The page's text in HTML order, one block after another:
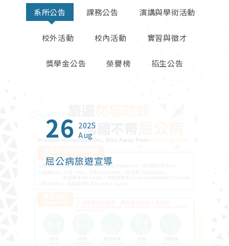
系所公告 課務公告 演講與學術活動
校外活動 校內活動 實習與徵才
獎學金公告 榮譽榜 招生公告
26 2025
Aug
屈公病旅遊宣導
23 2025
Oct
2025年北富銀與東海大學建教
01 2026
Jun
【創新創業實戰課程】熱烈報名
13 2026
Jul
2026年度台灣觀光獎學金
27 2026
Apr
鬱過天晴-打破憂鬱症迷思
06 2026
May
財政部關務署臺中關 115 年暑期
09 2026
Feb
114學年度高毓靈先生紀念獎學
16 2025
Sep
【榮譽榜】恭賀本系碩士班林珊
23 2024
Jan
東海大學管理學院2024 Open